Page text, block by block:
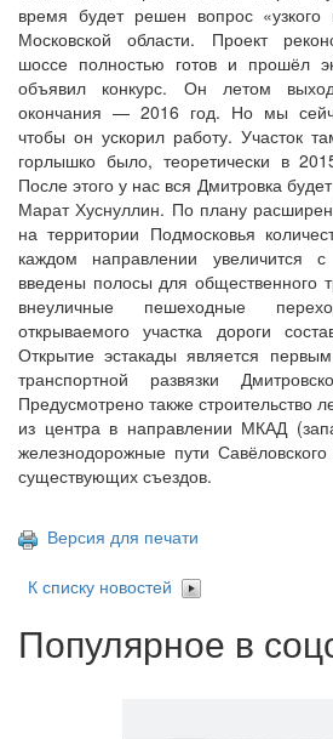
время будет решен вопрос
Московской области. Проект
шоссе полностью готов и прошёл
объявил конкурс. Он летом
окончания — 2016 год. Но мы
чтобы он ускорил работу. Участок
горлышко было, теоретически в
После этого у нас вся Дмитровка
Марат Хуснуллин. По плану
на территории Подмосковья
каждом направлении увеличится
введены полосы для общественного
внеуличные пешеходные
открываемого участка дороги
Открытие эстакады является
транспортной развязки
Предусмотрено также строительство
из центра в направлении МКАД
железнодорожные пути
существующих съездов.
Версия для печати
К списку новостей
Популярное в